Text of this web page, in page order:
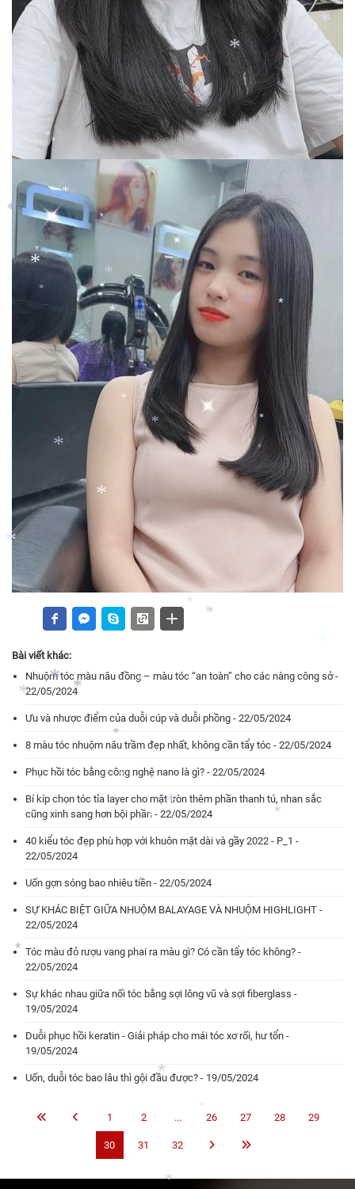
*
*
*
*
*
*
*
*
*
*
*
*
*
*
*
*
*
*
*
*
*
*
*
*
*
*
*
*
Bài viết khác:
Nhuộm tóc màu nâu đồng – màu tóc “an toàn” cho các nàng công sở -
22/05/2024
Ưu và nhược điểm của duỗi cúp và duỗi phồng - 22/05/2024
8 màu tóc nhuộm nâu trầm đẹp nhất, không cần tẩy tóc - 22/05/2024
Phục hồi tóc bằng công nghệ nano là gì? - 22/05/2024
Bí kíp chọn tóc tỉa layer cho mặt tròn thêm phần thanh tú, nhan sắc
cũng xinh sang hơn bội phần - 22/05/2024
40 kiểu tóc đẹp phù hợp với khuôn mặt dài và gầy 2022 - P_1 -
22/05/2024
Uốn gợn sóng bao nhiêu tiền - 22/05/2024
SỰ KHÁC BIỆT GIỮA NHUỘM BALAYAGE VÀ NHUỘM HIGHLIGHT -
22/05/2024
Tóc màu đỏ rượu vang phai ra màu gì? Có cần tẩy tóc không? -
22/05/2024
Sự khác nhau giữa nối tóc bằng sợi lông vũ và sợi fiberglass -
19/05/2024
Duỗi phục hồi keratin - Giải pháp cho mái tóc xơ rối, hư tổn -
19/05/2024
Uốn, duỗi tóc bao lâu thì gội đầu được? - 19/05/2024
1 2 ... 26 27 28 29
30 31 32